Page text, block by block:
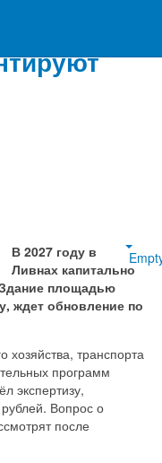
В 2027 году в
Ливнах капитально
площадью
ждет обновление по
транспорта
программ
экспертизу,
Вопрос о
после